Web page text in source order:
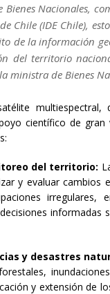
Bienes Nacionales,
Chile (IDE Chile),
de la información
del territorio
ministra de Bienes
científico de
del territorio:
y evaluar
irregulares,
informadas
y desastres
y extensión de